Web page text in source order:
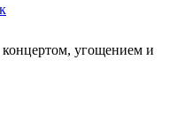
угощением и